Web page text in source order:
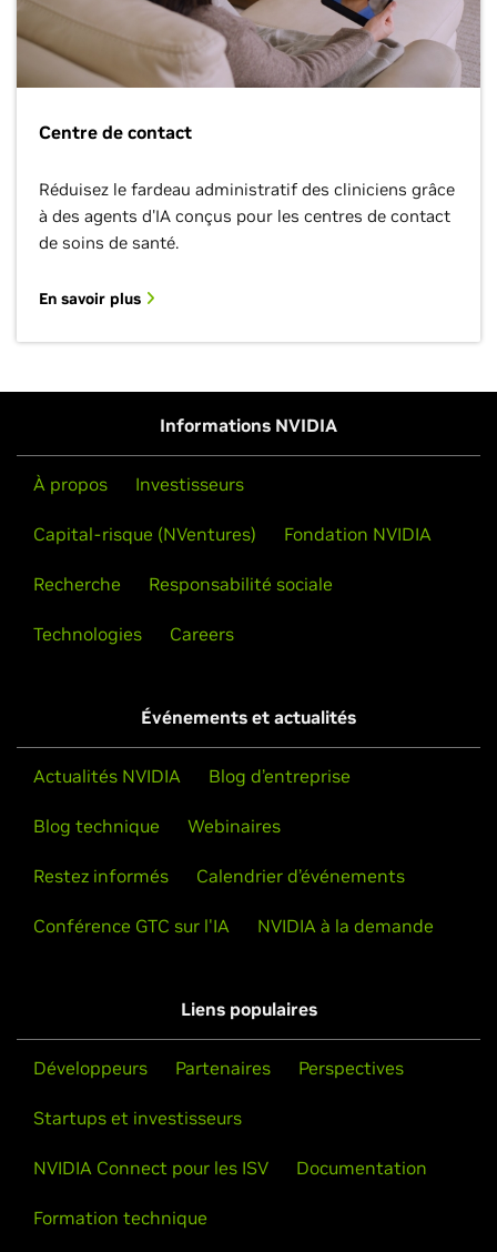
Centre de contact
Réduisez le fardeau administratif des cliniciens grâce
à des agents d'IA conçus pour les centres de contact
de soins de santé.
En savoir plus
Informations NVIDIA
À propos Investisseurs
Capital-risque (NVentures) Fondation NVIDIA
Recherche Responsabilité sociale
Technologies Careers
Événements et actualités
Actualités NVIDIA Blog d’entreprise
Blog technique Webinaires
Restez informés Calendrier d’événements
Conférence GTC sur l'IA NVIDIA à la demande
Liens populaires
Développeurs Partenaires Perspectives
Startups et investisseurs
NVIDIA Connect pour les ISV Documentation
Formation technique